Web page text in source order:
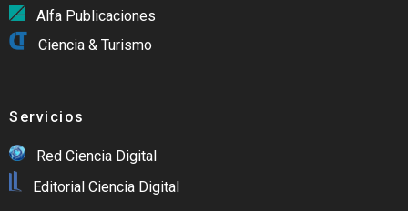
Alfa Publicaciones
Ciencia & Turismo
Servicios
Red Ciencia Digital
Editorial Ciencia Digital